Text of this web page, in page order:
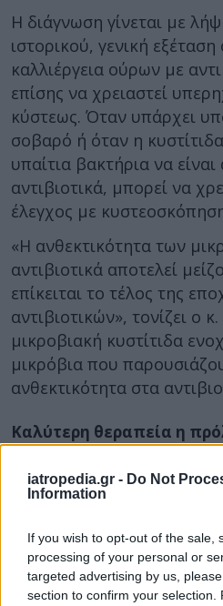
iatropedia.gr - Do Not
Information
If you wish to opt-out of the sale,
processing of your personal or
targeted advertising by us,
section to confirm your selection.
Η διάγνωση γίνεται με
ιστορικού, γενική
καλλιέργεια ούρων με
επίσης να χρειαστεί
κύστεως. Όταν υπάρχει
σοβαρό ή όταν η
υπαίτια βακτήρια να
αντιβιοτικά, μπορεί να
έλεγχος με
«Η ανθεκτικότητα των
αντιβιοτικά αποτελεί
επίκειται το τέλος της
αντιβιοτικών», τονίζει ο
μικροβιακή κυστίτιδα
μικρόβια που
ανθεκτικότητα στα
Καλύτερη θεραπεία η
Για την κυστίτιδα η
σαφώς η πρόληψη, διότι
ταλαιπωρεί πολύ τις
κινδύνου αναπτύξεως
Η κατανάλωση